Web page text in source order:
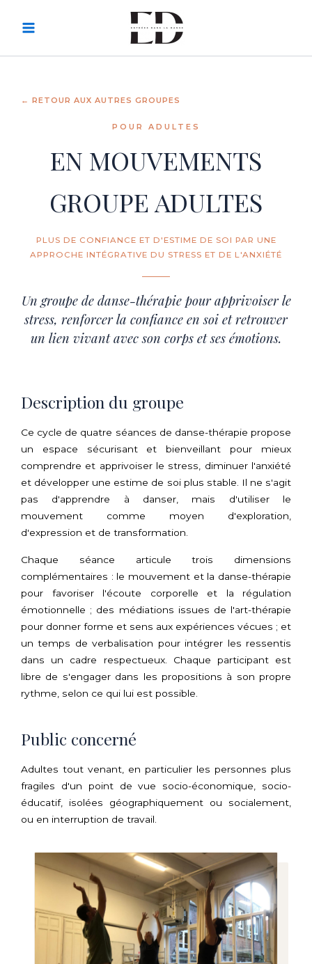
← RETOUR AUX AUTRES GROUPES
POUR ADULTES
EN MOUVEMENTS
GROUPE ADULTES
PLUS DE CONFIANCE ET D'ESTIME DE SOI PAR UNE
APPROCHE INTÉGRATIVE DU STRESS ET DE L'ANXIÉTÉ
Un groupe de danse-thérapie pour apprivoiser le
stress, renforcer la confiance en soi et retrouver
un lien vivant avec son corps et ses émotions.
Description du groupe
Ce cycle de quatre séances de danse-thérapie propose
un espace sécurisant et bienveillant pour mieux
comprendre et apprivoiser le stress, diminuer l'anxiété
et développer une estime de soi plus stable. Il ne s'agit
pas d'apprendre à danser, mais d'utiliser le
mouvement comme moyen d'exploration,
d'expression et de transformation.
Chaque séance articule trois dimensions
complémentaires : le mouvement et la danse-thérapie
pour favoriser l'écoute corporelle et la régulation
émotionnelle ; des médiations issues de l'art-thérapie
pour donner forme et sens aux expériences vécues ; et
un temps de verbalisation pour intégrer les ressentis
dans un cadre respectueux. Chaque participant est
libre de s'engager dans les propositions à son propre
rythme, selon ce qui lui est possible.
Public concerné
Adultes tout venant, en particulier les personnes plus
fragiles d'un point de vue socio-économique, socio-
éducatif, isolées géographiquement ou socialement,
ou en interruption de travail.